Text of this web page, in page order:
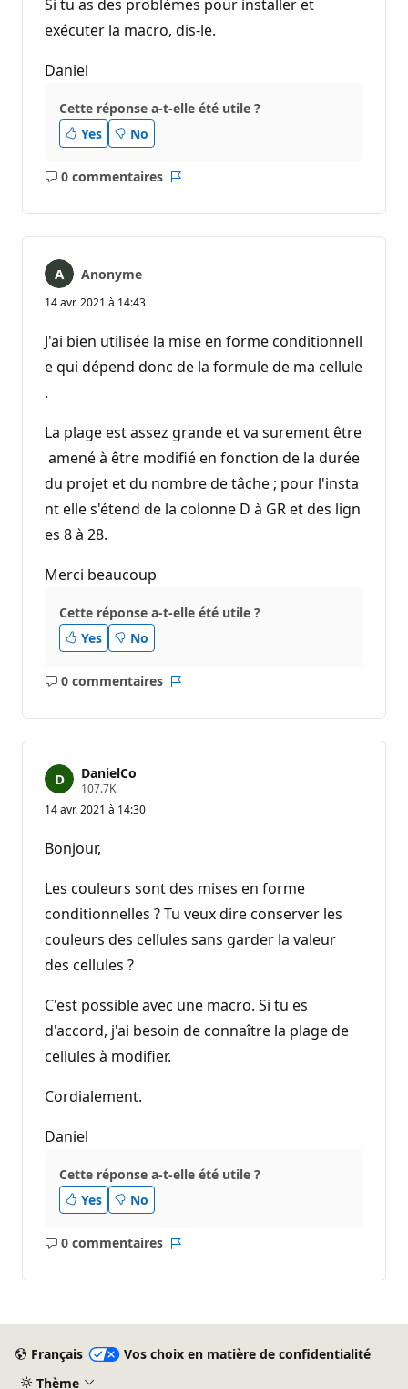
Si tu as des problèmes pour installer et
exécuter la macro, dis-le.
Daniel
Cette réponse a-t-elle été utile ?
Yes
No
0 commentaires
Aucun
Anonyme
14 avr. 2021 à 14:43
J'ai bien utilisée la mise en forme conditionnell
e qui dépend donc de la formule de ma cellule
.
La plage est assez grande et va surement être
amené à être modifié en fonction de la durée
du projet et du nombre de tâche ; pour l'insta
nt elle s'étend de la colonne D à GR et des lign
es 8 à 28.
Merci beaucoup
Cette réponse a-t-elle été utile ?
Yes
No
0 commentaires
Aucun
DanielCo
107.7KP
e
r
é
p
u
a
o
14 avr. 2021 à 14:30
Bonjour,
Les couleurs sont des mises en forme
conditionnelles ? Tu veux dire conserver les
couleurs des cellules sans garder la valeur
des cellules ?
C'est possible avec une macro. Si tu es
d'accord, j'ai besoin de connaître la plage de
cellules à modifier.
Cordialement.
Daniel
Cette réponse a-t-elle été utile ?
Yes
No
0 commentaires
Aucun
Français
Vos choix en matière de confidentialité
Thème